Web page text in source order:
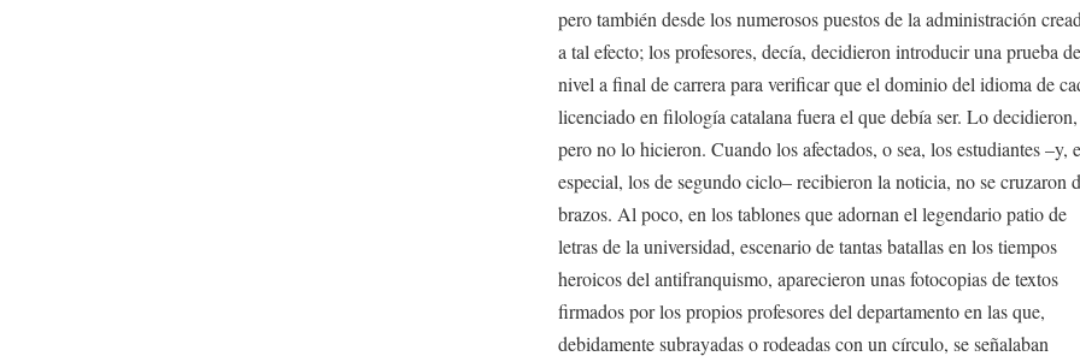
pero también desde los numerosos puestos de la administración
a tal efecto; los profesores, decía, decidieron introducir una prueba de
nivel a final de carrera para verificar que el dominio del idioma de
licenciado en filología catalana fuera el que debía ser. Lo decidieron,
pero no lo hicieron. Cuando los afectados, o sea, los estudiantes –y,
especial, los de segundo ciclo– recibieron la noticia, no se cruzaron
brazos. Al poco, en los tablones que adornan el legendario patio de
letras de la universidad, escenario de tantas batallas en los tiempos
heroicos del antifranquismo, aparecieron unas fotocopias de textos
firmados por los propios profesores del departamento en las que,
debidamente subrayadas o rodeadas con un círculo, se señalaban